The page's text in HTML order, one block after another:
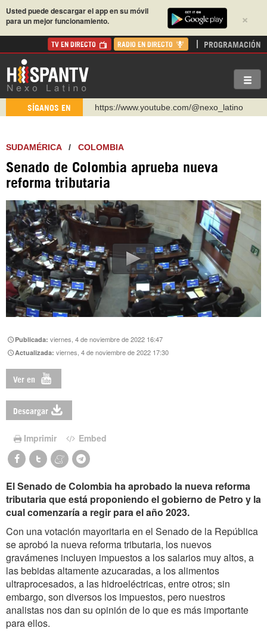
×
Usted puede descargar el app en su móvil
para un mejor funcionamiento.
TV EN DIRECTO RADIO EN DIRECTO PROGRAMACIÓN
SÍGANOS EN
https://www.youtube.com/@nexo_latino
https://t.me/hispantvcanal
https://urmedium.com/c/hispantv
WhatsApp y Viber: +98 921 79 29 404
https://www.facebook.com/Nexolatino.Canal
SUDAMÉRICA/ COLOMBIA
Senado de Colombia aprueba nueva
reforma tributaria
Publicada:viernes, 4 de noviembre de 2022 16:47
Actualizada:viernes, 4 de noviembre de 2022 17:30
Ver en
Descargar
Imprimir Embed
El Senado de Colombia ha aprobado la nueva reforma
tributaria que está proponiendo el gobierno de Petro y la
cual comenzaría a regir para el año 2023.
Con una votación mayoritaria en el Senado de la República
se aprobó la nueva reforma tributaria, los nuevos
gravámenes incluyen impuestos a los salarios muy altos, a
las bebidas altamente azucaradas, a los alimentos
ultraprocesados, a las hidroeléctricas, entre otros; sin
embargo, son diversos los impuestos, pero nuestros
analistas nos dan su opinión de lo que es más importante
para ellos.